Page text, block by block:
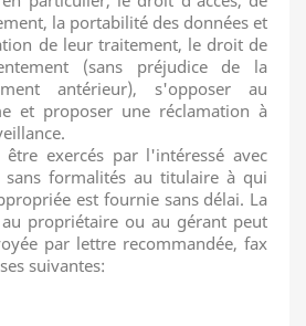
la portabilité des données et
de leur traitement, le droit de
(sans préjudice de la
antérieur), s'opposer au
et proposer une réclamation à
exercés par l'intéressé avec
sans formalités au titulaire à qui
est fournie sans délai. La
au propriétaire ou au gérant peut
par lettre recommandée, fax
suivantes: